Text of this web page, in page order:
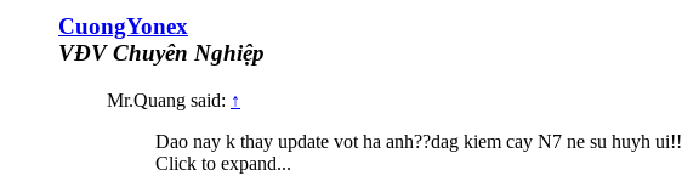
CuongYonex
VĐV Chuyên Nghiệp
Mr.Quang said: ↑
Dao nay k thay update vot ha anh??dag kiem cay N7 ne su huyh ui!!
Click to expand...